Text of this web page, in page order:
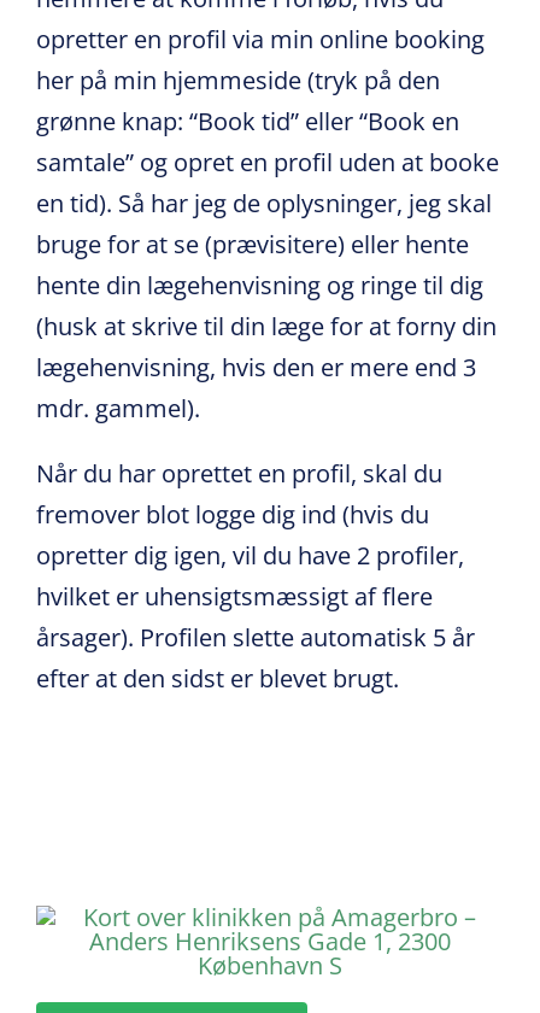
opretter en profil via min online booking
her på min hjemmeside (tryk på den
grønne knap: “Book tid” eller “Book en
samtale” og opret en profil uden at booke
en tid). Så har jeg de oplysninger, jeg skal
bruge for at se (prævisitere) eller hente
hente din lægehenvisning og ringe til dig
(husk at skrive til din læge for at forny din
lægehenvisning, hvis den er mere end 3
mdr. gammel).
Når du har oprettet en profil, skal du
fremover blot logge dig ind (hvis du
opretter dig igen, vil du have 2 profiler,
hvilket er uhensigtsmæssigt af flere
årsager). Profilen slette automatisk 5 år
efter at den sidst er blevet brugt.